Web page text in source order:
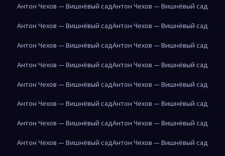
Антон Чехов — Вишнёвый садАнтон Чехов — Вишнёвый сад
Антон Чехов — Вишнёвый садАнтон Чехов — Вишнёвый сад
Антон Чехов — Вишнёвый садАнтон Чехов — Вишнёвый сад
Антон Чехов — Вишнёвый садАнтон Чехов — Вишнёвый сад
Антон Чехов — Вишнёвый садАнтон Чехов — Вишнёвый сад
Антон Чехов — Вишнёвый садАнтон Чехов — Вишнёвый сад
Антон Чехов — Вишнёвый садАнтон Чехов — Вишнёвый сад
Антон Чехов — Вишнёвый садАнтон Чехов — Вишнёвый сад